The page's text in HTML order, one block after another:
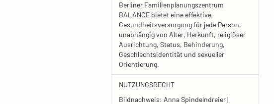
Berliner Familienplanungszentrum
BALANCE bietet eine effektive
Gesundheitsversorgung für jede Person,
unabhängig von Alter, Herkunft, religiöser
Ausrichtung, Status, Behinderung,
Geschlechtsidentität und sexueller
Orientierung.
NUTZUNGSRECHT
Bildnachweis: Anna Spindelndreier |